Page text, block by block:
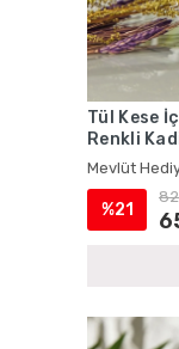
Tül Kese
Renkli
Mevlüt
%21